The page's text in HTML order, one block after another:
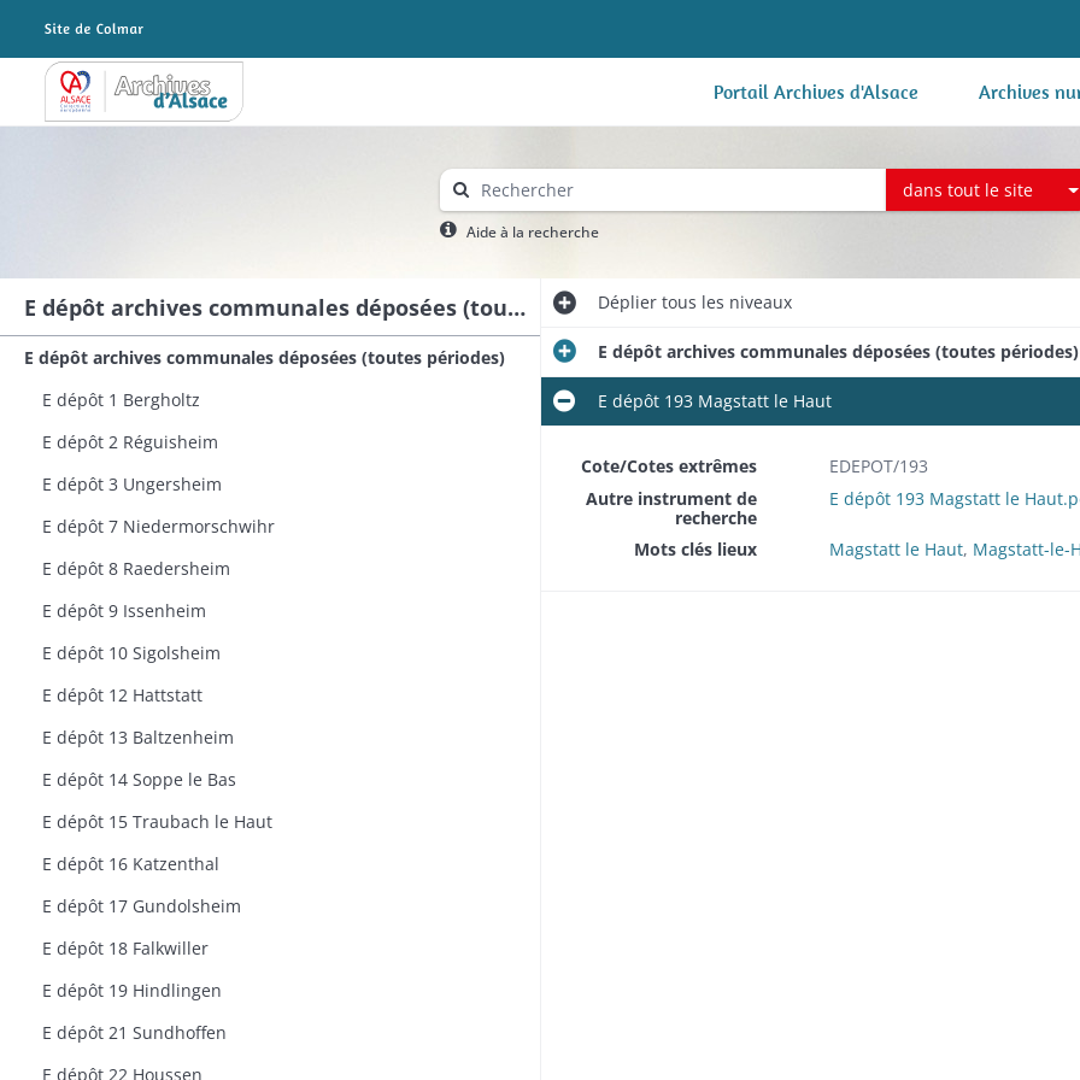
Archives Alsace - Colmar Portail Archives d'Alsace Archives
dans tout le site
Aide à la recherche
E dépôt archives communales déposées (toutes périodes)
E dépôt archives communales déposées (toutes périodes)
E dépôt 1 Bergholtz
E dépôt 2 Réguisheim
E dépôt 3 Ungersheim
E dépôt 7 Niedermorschwihr
E dépôt 8 Raedersheim
E dépôt 9 Issenheim
E dépôt 10 Sigolsheim
E dépôt 12 Hattstatt
E dépôt 13 Baltzenheim
E dépôt 14 Soppe le Bas
E dépôt 15 Traubach le Haut
E dépôt 16 Katzenthal
E dépôt 17 Gundolsheim
E dépôt 18 Falkwiller
E dépôt 19 Hindlingen
E dépôt 21 Sundhoffen
E dépôt 22 Houssen
Dépliertous les niveaux
E dépôt archives communales déposées (toutes périodes)
E dépôt 193 Magstatt le Haut
Cote/Cotes extrêmes
EDEPOT/193
Autre instrument de
recherche
E dépôt 193 Magstatt le
Mots clés lieux Magstatt le Haut, Magstatt-le-